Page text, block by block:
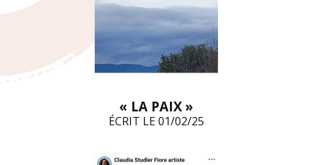
« LA PAIX »
ÉCRIT LE 01/02/25